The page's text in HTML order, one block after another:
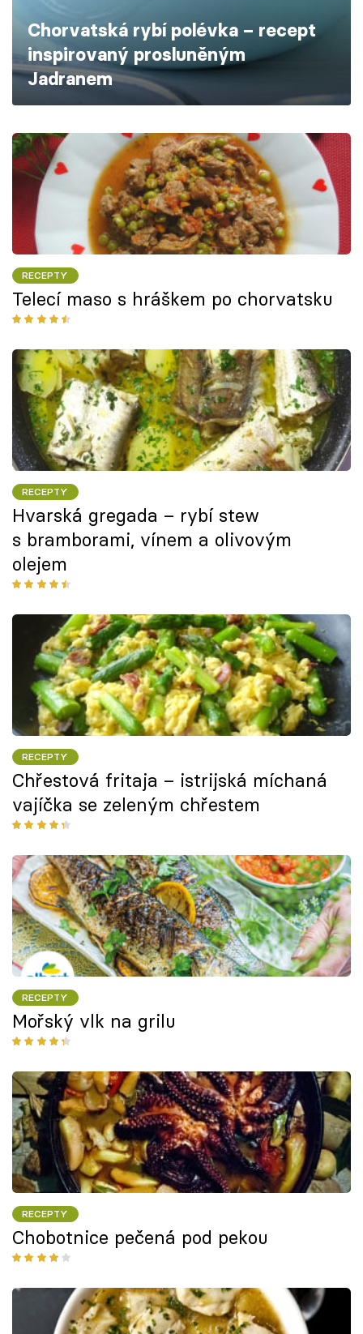
Škola vaření
Recepty z TV
Těhotnej kuchař
Sledujte prima+
Přihlášení
Sledujte nás
Chorvatská rybí polévka – recept
inspirovaný prosluněným
Jadranem
RECEPTY
Telecí maso s hráškem po chorvatsku
RECEPTY
Hvarská gregada – rybí stew
s bramborami, vínem a olivovým
olejem
RECEPTY
Chřestová fritaja – istrijská míchaná
vajíčka se zeleným chřestem
RECEPTY
Mořský vlk na grilu
RECEPTY
Chobotnice pečená pod pekou